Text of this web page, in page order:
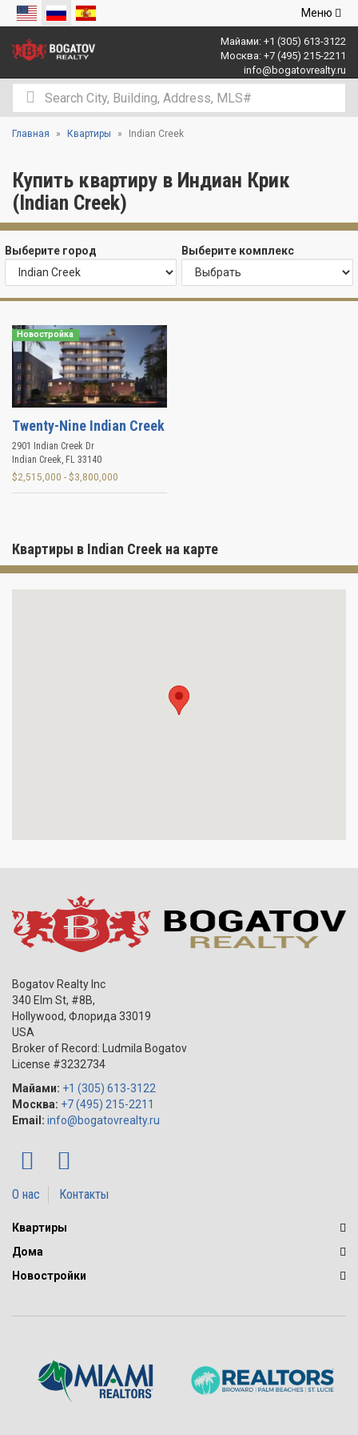
Открыть
Меню
Майами: +1 (305) 613-3122
Москва: +7 (495) 215-2211
info@bogatovrealty.ru
Главная Квартиры Indian Creek
Купить квартиру в Индиан Крик
(Indian Creek)
Выберите город Выберите комплекс
Новостройка
Twenty-Nine Indian Creek
2901 Indian Creek Dr
Indian Creek, FL 33140
$2,515,000 - $3,800,000
Квартиры в Indian Creek на карте
Bogatov Realty Inc
340 Elm St, #8B,
Hollywood, Флорида33019
USA
Broker of Record: Ludmila Bogatov
License #3232734
Майами: +1 (305) 613-3122
Москва: +7 (495) 215-2211
Email: info@bogatovrealty.ru
О нас Контакты
Квартиры
Дома
Новостройки